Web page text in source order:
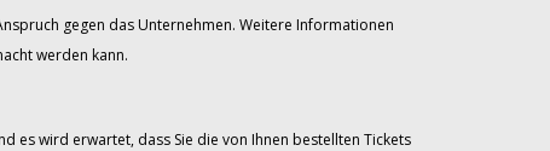
gegen das Unternehmen. Weitere Informationen
werden kann.
es wird erwartet, dass Sie die von Ihnen bestellten Tickets